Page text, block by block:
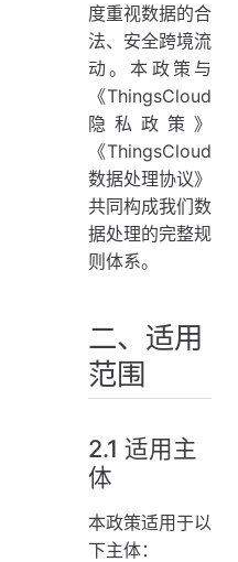
七、欧盟用户特别指引
7.1 法律法规依据
7.2 GDPR 合规要求
八、其他地区用户指引
8.1 印度用户
8.2 中东地区用户
8.3 其他地区
十、违规处理
10.1 违规情形
10.2 处理措施
十一、政策更新
度重视数据的合
法、安全跨境流
动。本政策与
《ThingsCloud
隐私政策》
《ThingsCloud
数据处理协议》
共同构成我们数
据处理的完整规
则体系。
二、适用
范围
2.1 适用主
体
本政策适用于以
下主体：